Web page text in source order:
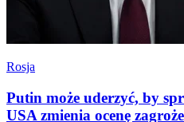
Rosja
Putin może uderzyć, by
USA zmienia ocenę